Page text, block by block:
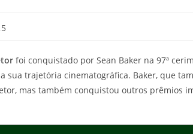
foi conquistado por Sean Baker na 97ª
sua trajetória cinematográfica. Baker, que
mas também conquistou outros prêmios